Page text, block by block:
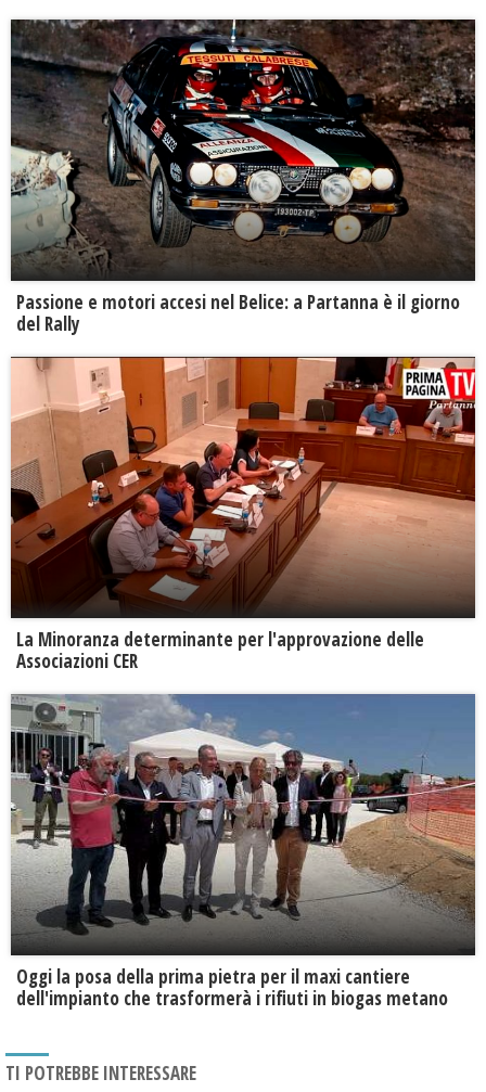
Passione e motori accesi nel Belice: a Partanna è il giorno
del Rally
La Minoranza determinante per l'approvazione delle
Associazioni CER
Oggi la posa della prima pietra per il maxi cantiere
dell'impianto che trasformerà i rifiuti in biogas metano
TI POTREBBE INTERESSARE